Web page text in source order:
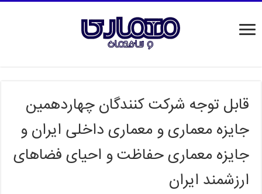
قابل توجه شرکت کنندگان چهاردهمین
جایزه معماری و معماری داخلی ایران و
جایزه معماری حفاظت و احیای فضاهای
ارزشمند ایران